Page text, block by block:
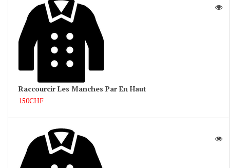
Raccourcir Les Manches Par En Haut
150CHF